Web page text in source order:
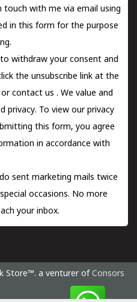
with me via email using
in this form for the purpose
withdraw your consent and
the unsubscribe link at the
orcontact us . We value and
privacy. To view our privacy
this form, you agree
in accordance with
sent marketing mails twice
occasions. No more
your inbox.
Store™. a venturer of Consors